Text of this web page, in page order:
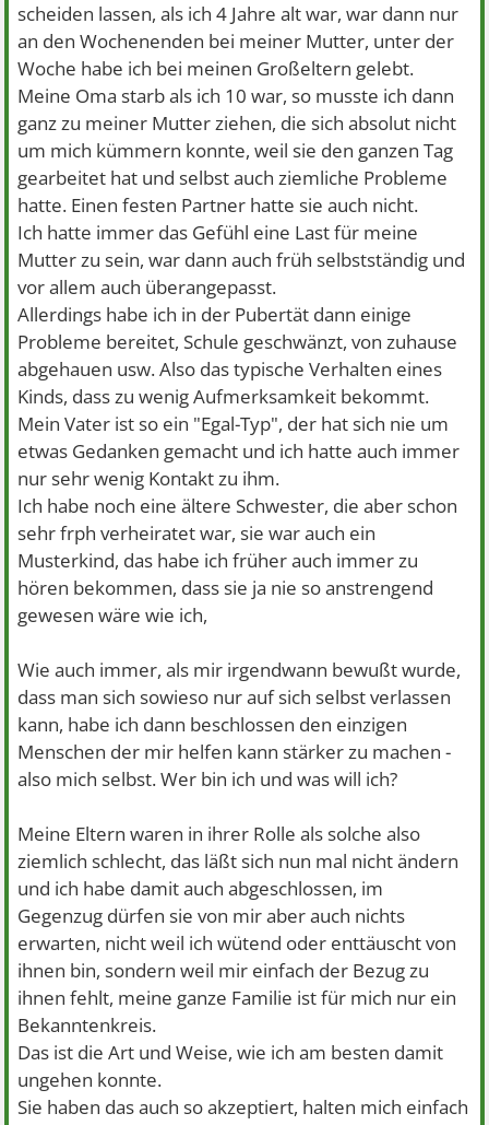
scheiden lassen, als ich 4 Jahre alt war, war dann nur
an den Wochenenden bei meiner Mutter, unter der
Woche habe ich bei meinen Großeltern gelebt.
Meine Oma starb als ich 10 war, so musste ich dann
ganz zu meiner Mutter ziehen, die sich absolut nicht
um mich kümmern konnte, weil sie den ganzen Tag
gearbeitet hat und selbst auch ziemliche Probleme
hatte. Einen festen Partner hatte sie auch nicht.
Ich hatte immer das Gefühl eine Last für meine
Mutter zu sein, war dann auch früh selbstständig und
vor allem auch überangepasst.
Allerdings habe ich in der Pubertät dann einige
Probleme bereitet, Schule geschwänzt, von zuhause
abgehauen usw. Also das typische Verhalten eines
Kinds, dass zu wenig Aufmerksamkeit bekommt.
Mein Vater ist so ein "Egal-Typ", der hat sich nie um
etwas Gedanken gemacht und ich hatte auch immer
nur sehr wenig Kontakt zu ihm.
Ich habe noch eine ältere Schwester, die aber schon
sehr frph verheiratet war, sie war auch ein
Musterkind, das habe ich früher auch immer zu
hören bekommen, dass sie ja nie so anstrengend
gewesen wäre wie ich,
Wie auch immer, als mir irgendwann bewußt wurde,
dass man sich sowieso nur auf sich selbst verlassen
kann, habe ich dann beschlossen den einzigen
Menschen der mir helfen kann stärker zu machen -
also mich selbst. Wer bin ich und was will ich?
Meine Eltern waren in ihrer Rolle als solche also
ziemlich schlecht, das läßt sich nun mal nicht ändern
und ich habe damit auch abgeschlossen, im
Gegenzug dürfen sie von mir aber auch nichts
erwarten, nicht weil ich wütend oder enttäuscht von
ihnen bin, sondern weil mir einfach der Bezug zu
ihnen fehlt, meine ganze Familie ist für mich nur ein
Bekanntenkreis.
Das ist die Art und Weise, wie ich am besten damit
ungehen konnte.
Sie haben das auch so akzeptiert, halten mich einfach